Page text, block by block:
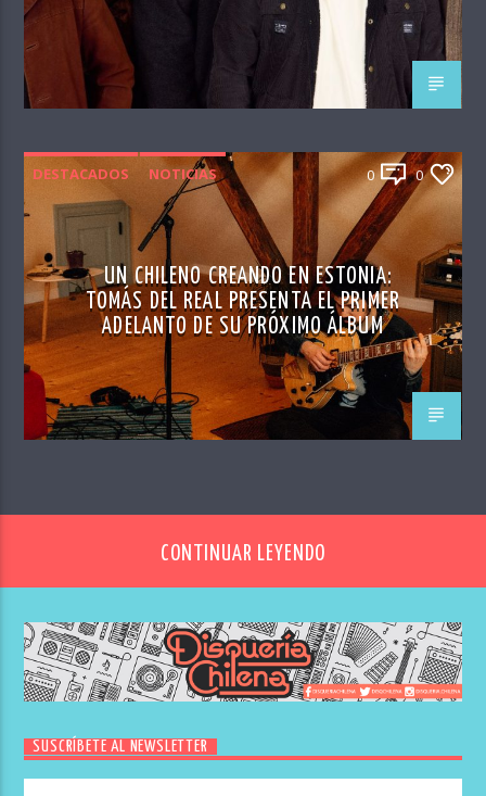
DESTACADOS NOTICIAS 0 0
UN CHILENO CREANDO EN ESTONIA:
TOMÁS DEL REAL PRESENTA EL PRIMER
ADELANTO DE SU PRÓXIMO ÁLBUM
CONTINUAR LEYENDO
SUSCRÍBETE AL NEWSLETTER